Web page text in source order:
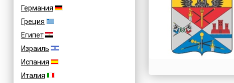
Германия
Греция
Египет
Израиль
Испания
Италия